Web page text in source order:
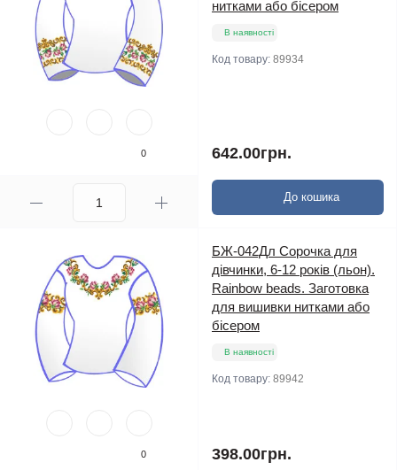
0
нитками або бісером
В наявності
Код товару: 89934
642.00грн.
До кошика
0
БЖ-042Дл Сорочка для
дівчинки, 6-12 років (льон).
Rainbow beads. Заготовка
для вишивки нитками або
бісером
В наявності
Код товару: 89942
398.00грн.